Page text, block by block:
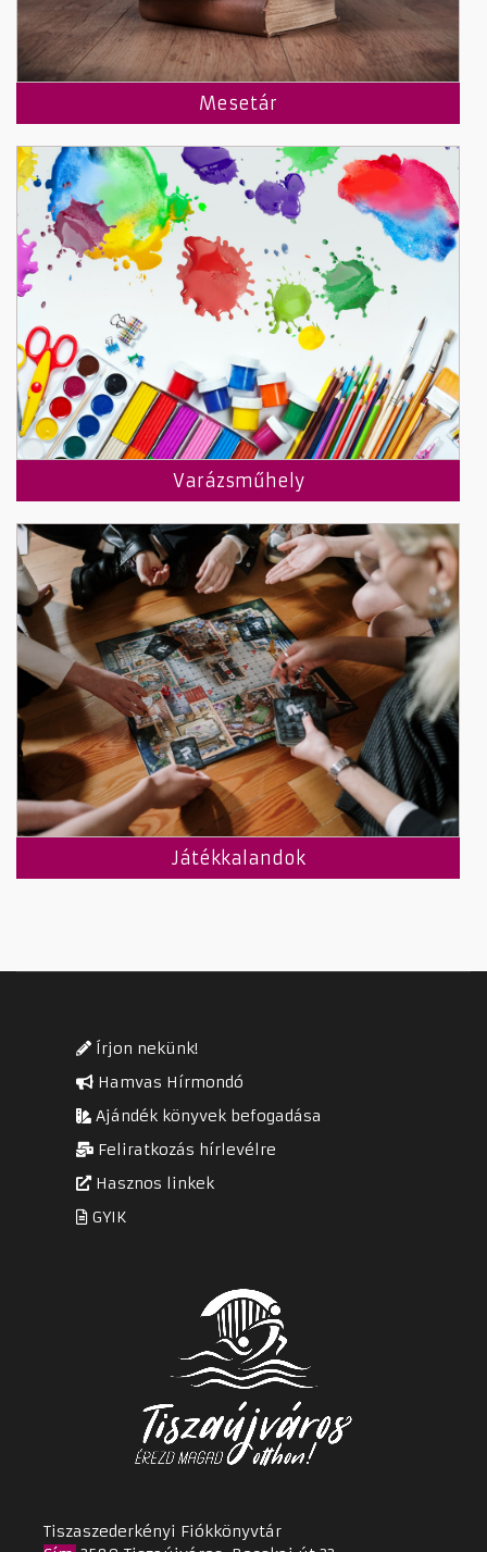
Mesetár
Varázsműhely
Játékkalandok
Írjon nekünk!
Hamvas Hírmondó
Ajándék könyvek befogadása
Feliratkozás hírlevélre
Hasznos linkek
GYIK
Tiszaszederkényi Fiókkönyvtár